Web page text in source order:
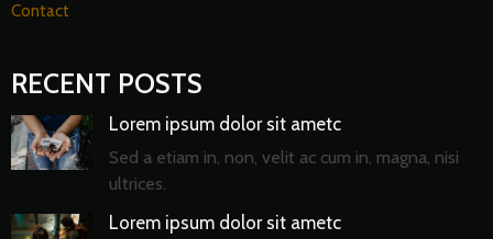
Contact
RECENT POSTS
Lorem ipsum dolor sit ametc
Sed a etiam in, non, velit ac cum in, magna, nisi
ultrices.
Lorem ipsum dolor sit ametc